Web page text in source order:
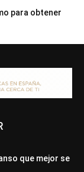
para obtener
que mejor se